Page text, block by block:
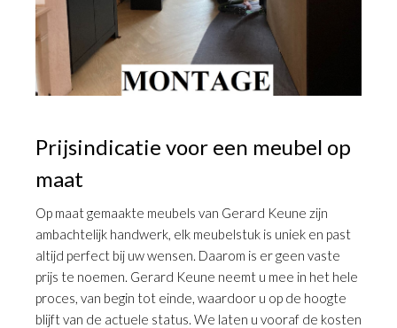
Prijsindicatie voor een meubel op
maat
Op maat gemaakte meubels van Gerard Keune zijn
ambachtelijk handwerk, elk meubelstuk is uniek en past
altijd perfect bij uw wensen. Daarom is er geen vaste
prijs te noemen. Gerard Keune neemt u mee in het hele
proces, van begin tot einde, waardoor u op de hoogte
blijft van de actuele status. We laten u vooraf de kosten